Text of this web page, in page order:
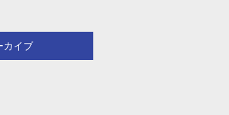
カイブ